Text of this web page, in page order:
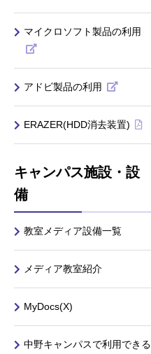
マイクロソフト製品の利用
アドビ製品の利用
ERAZER(HDD消去装置)
キャンパス施設・設
備
教室メディア設備一覧
メディア教室紹介
MyDocs(X)
中野キャンパスで利用できる